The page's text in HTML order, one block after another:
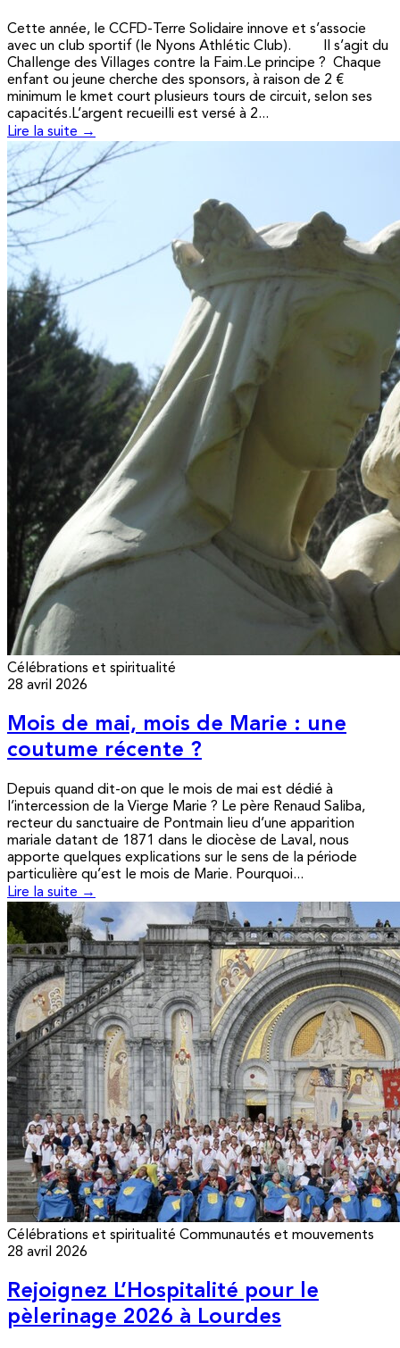
Cette année, le CCFD-Terre Solidaire innove et s’associe
avec un club sportif (le Nyons Athlétic Club). Il s’agit du
Challenge des Villages contre la Faim.Le principe ? Chaque
enfant ou jeune cherche des sponsors, à raison de 2 €
minimum le kmet court plusieurs tours de circuit, selon ses
capacités.L’argent recueilli est versé à 2...
Lire la suite →
Célébrations et spiritualité
28 avril 2026
Mois de mai, mois de Marie : une
coutume récente ?
Depuis quand dit-on que le mois de mai est dédié à
l’intercession de la Vierge Marie ? Le père Renaud Saliba,
recteur du sanctuaire de Pontmain lieu d’une apparition
mariale datant de 1871 dans le diocèse de Laval, nous
apporte quelques explications sur le sens de la période
particulière qu’est le mois de Marie. Pourquoi...
Lire la suite →
Célébrations et spiritualité Communautés et mouvements
28 avril 2026
Rejoignez L’Hospitalité pour le
pèlerinage 2026 à Lourdes